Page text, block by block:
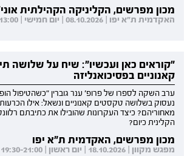
מכון מפרשים, הקליניקה הקהילתית אוני'
האקדמית ת"א יפו | 08.10.2026 | יום חמישי | 09:00-13:00
"קוראים כאן ועכשיו": שיח על שלושה
קאנוניים בפסיכואנליזה
ערב השקה לספרו של פרופ' ענר גוברין "כשהטיפול
נעסוק בשלושה טקסטים קאנוניים ונשאל: אילו
מאחוריהם? כיצד העקרונות שהובילו את כתיבתם
הקלינית כיום?
מכון מפרשים, האקדמית ת"א יפו
מפגש מקוון | 18.10.2026 | יום ראשון | 19:30-21:00